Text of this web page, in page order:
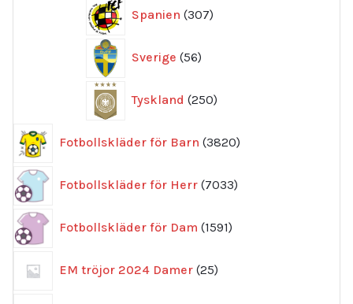
Spanien 307
produkter
Sverige 56
produkter
Tyskland 250
produkter
Fotbollskläder för Barn 3820
produkter
Fotbollskläder för Herr 7033
produkter
Fotbollskläder för Dam 1591
produkter
EM tröjor 2024 Damer 25
produkter